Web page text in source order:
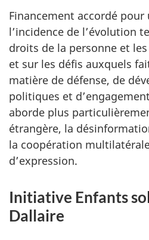
Financement accordé
l’incidence de l’évolution
droits de la personne et
et sur les défis auxquels
matière de défense, de
politiques et
aborde plus
étrangère, la
la coopération
d’expression.
Initiative Enfants
Dallaire